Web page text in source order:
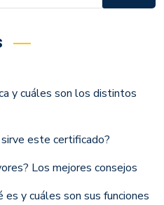
y cuáles son los distintos
este certificado?
Los mejores consejos
y cuáles son sus funciones